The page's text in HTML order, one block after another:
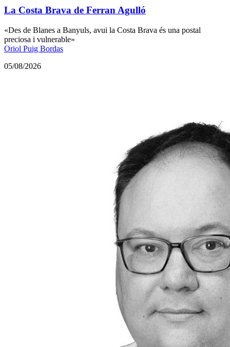
La Costa Brava de Ferran Agulló
«Des de Blanes a Banyuls, avui la Costa Brava és una postal
preciosa i vulnerable»
Oriol Puig Bordas
05/08/2026